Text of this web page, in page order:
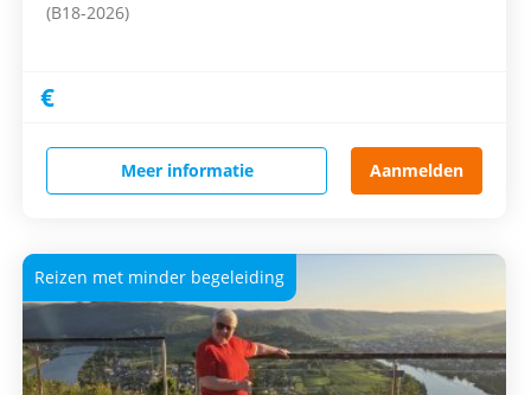
(B18-2026)
€
Meer informatie Aanmelden
Reizen met minder begeleiding